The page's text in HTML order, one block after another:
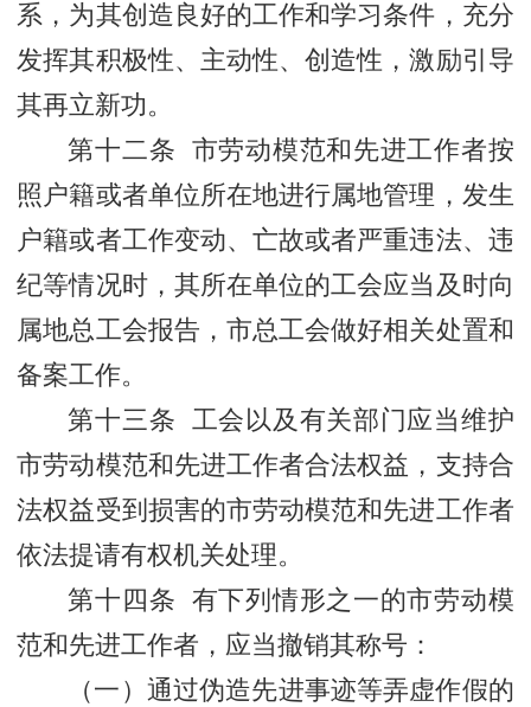
系，为其创造良好的工作和学习条件，充分
发挥其积极性、主动性、创造性，激励引导
其再立新功。
第十二条 市劳动模范和先进工作者按
照户籍或者单位所在地进行属地管理，发生
户籍或者工作变动、亡故或者严重违法、违
纪等情况时，其所在单位的工会应当及时向
属地总工会报告，市总工会做好相关处置和
备案工作。
第十三条 工会以及有关部门应当维护
市劳动模范和先进工作者合法权益，支持合
法权益受到损害的市劳动模范和先进工作者
依法提请有权机关处理。
第十四条 有下列情形之一的市劳动模
范和先进工作者，应当撤销其称号：
（一）通过伪造先进事迹等弄虚作假的